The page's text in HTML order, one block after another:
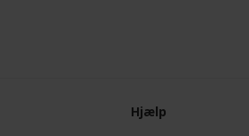
Hjælp